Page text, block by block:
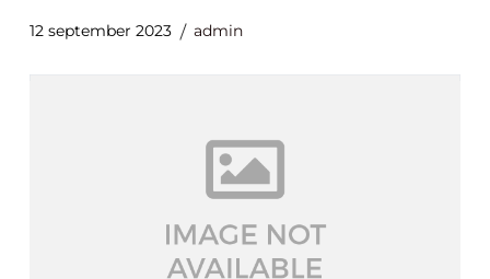
12 september 2023 admin